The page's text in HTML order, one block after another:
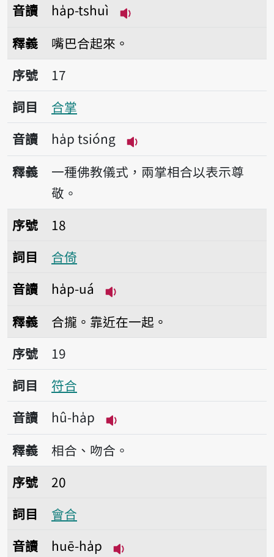
音讀
ha̍p-tshuì
釋義
嘴巴合起來。
序號17合掌
序號
17
詞目
合掌
音讀
ha̍p tsióng
播放音讀ha̍p tsióng
釋義
一種佛教儀式，兩掌相合以表示尊
敬。
序號18合倚
序號
18
詞目
合倚
音讀
ha̍p-uá
釋義
合攏。靠近在一起。
序號19符合
序號
19
詞目
符合
音讀
hû-ha̍p
播放音讀hû-ha̍p
釋義
相合、吻合。
序號20會合
序號
20
詞目
會合
音讀
huē-ha̍p